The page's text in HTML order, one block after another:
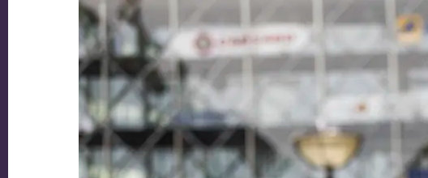
Dansk økonomi Digitalisering
Arbejdsmarkedet Uddannelse